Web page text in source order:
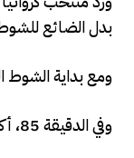
بدل الضائع للشوط
ومع بداية الشوط
وفي الدقيقة 85، أكد ماركوس راشفورد تفوق المنتخب الإنجليزي بتسجيل الهدف الرابع، ليحسم المباراة لصالح “الأسود الثلاثة”.